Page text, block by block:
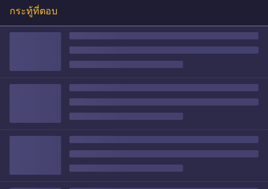
กระทู้ที่ตอบ